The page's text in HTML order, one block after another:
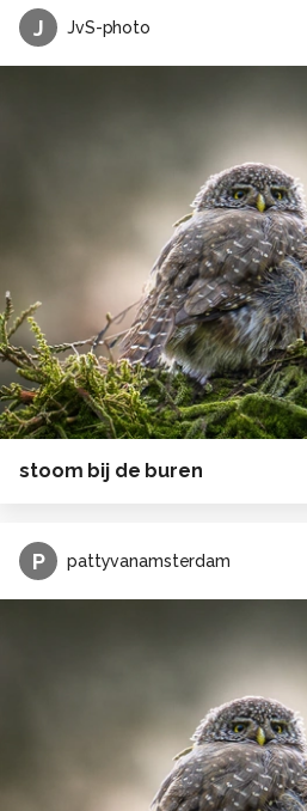
J JvS-photo
stoom bij de buren
P pattyvanamsterdam